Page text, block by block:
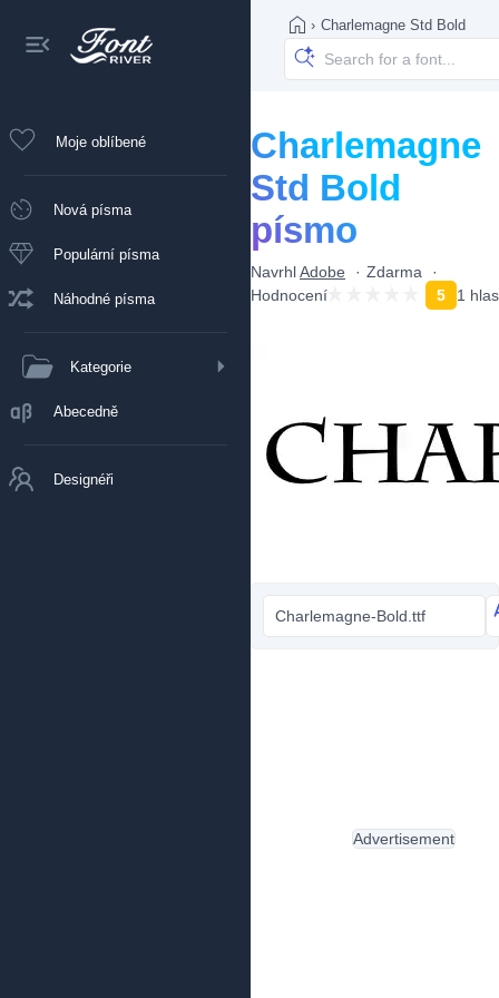
Moje oblíbené
Nová písma
Populární písma
Náhodné písma
Kategorie
Abecedně
Designéři
› Charlemagne Std Bold
Charlemagne
Std Bold
písmo
NavrhlAdobe
Zdarma
Hodnocení
5 1 hlas
Charlemagne-Bold.ttf
Advertisement